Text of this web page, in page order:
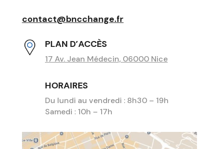
contact@bncchange.fr
PLAN D’ACCÈS
17 Av. Jean Médecin, 06000 Nice
HORAIRES
Du lundi au vendredi : 8h30 – 19h
Samedi : 10h – 17h